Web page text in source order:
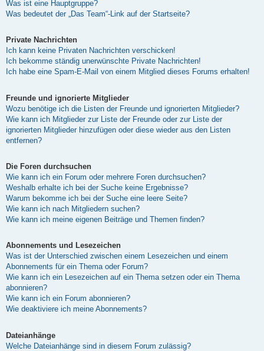
Was ist eine Hauptgruppe?
Was bedeutet der „Das Team“-Link auf der Startseite?
Private Nachrichten
Ich kann keine Privaten Nachrichten verschicken!
Ich bekomme ständig unerwünschte Private Nachrichten!
Ich habe eine Spam-E-Mail von einem Mitglied dieses Forums erhalten!
Freunde und ignorierte Mitglieder
Wozu benötige ich die Listen der Freunde und ignorierten Mitglieder?
Wie kann ich Mitglieder zur Liste der Freunde oder zur Liste der
ignorierten Mitglieder hinzufügen oder diese wieder aus den Listen
entfernen?
Die Foren durchsuchen
Wie kann ich ein Forum oder mehrere Foren durchsuchen?
Weshalb erhalte ich bei der Suche keine Ergebnisse?
Warum bekomme ich bei der Suche eine leere Seite?
Wie kann ich nach Mitgliedern suchen?
Wie kann ich meine eigenen Beiträge und Themen finden?
Abonnements und Lesezeichen
Was ist der Unterschied zwischen einem Lesezeichen und einem
Abonnements für ein Thema oder Forum?
Wie kann ich ein Lesezeichen auf ein Thema setzen oder ein Thema
abonnieren?
Wie kann ich ein Forum abonnieren?
Wie deaktiviere ich meine Abonnements?
Dateianhänge
Welche Dateianhänge sind in diesem Forum zulässig?